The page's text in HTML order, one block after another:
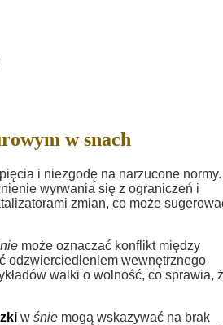
w snach
i niezgodę na narzucone
wyrwania się z ograniczeń i
zmian, co może
może oznaczać konflikt między
odzwierciedleniem wewnętrznego
walki o wolność, co sprawia,
w śnie mogą wskazywać na brak